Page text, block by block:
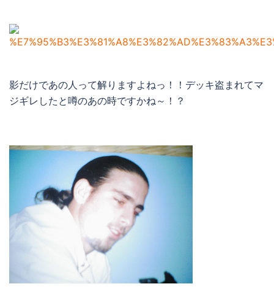
影だけであの人って解りますよねっ！！デッキ盗まれてマ
ジギレしたと噂のあの時ですかね～！？